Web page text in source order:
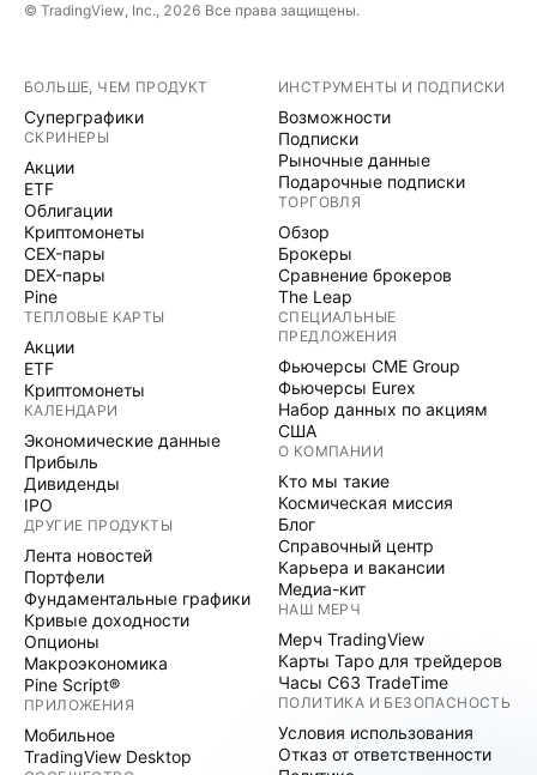
© TradingView, Inc., 2026 Все права защищены.
БОЛЬШЕ, ЧЕМ ПРОДУКТ
Суперграфики
СКРИНЕРЫ
Акции
ETF
Облигации
Криптомонеты
CEX-пары
DEX-пары
Pine
ТЕПЛОВЫЕ КАРТЫ
Акции
ETF
Криптомонеты
КАЛЕНДАРИ
Экономические данные
Прибыль
Дивиденды
IPO
ДРУГИЕ ПРОДУКТЫ
Лента новостей
Портфели
Фундаментальные графики
Кривые доходности
Опционы
Макроэкономика
Pine Script®
ПРИЛОЖЕНИЯ
Мобильное
TradingView Desktop
ИНСТРУМЕНТЫ И ПОДПИСКИ
Возможности
Подписки
Рыночные данные
Подарочные подписки
ТОРГОВЛЯ
Обзор
Брокеры
Сравнение брокеров
The Leap
СПЕЦИАЛЬНЫЕ
ПРЕДЛОЖЕНИЯ
Фьючерсы CME Group
Фьючерсы Eurex
Набор данных по акциям
США
О КОМПАНИИ
Кто мы такие
Космическая миссия
Блог
Справочный центр
Карьера и вакансии
Медиа-кит
НАШ МЕРЧ
Мерч TradingView
Карты Таро для трейдеров
Часы C63 TradeTime
ПОЛИТИКА И БЕЗОПАСНОСТЬ
Условия использования
Отказ от ответственности